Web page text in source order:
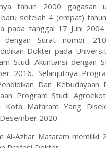
tahun 2000 gagasan
setelah 4 (empat)
pada tanggal 17 Juni
dengan Surat nomor
Dokter pada
Studi Akuntansi dengan
2016. Selanjutnya
Dan Kebudayaan
Program Studi
Mataram Yang
2020.
Al-Azhar Mataram memiliki